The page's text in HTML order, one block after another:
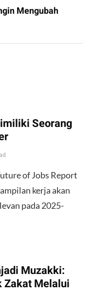
Mengubah
Seorang
of Jobs Report
kerja akan
pada 2025-
Muzakki:
Zakat Melalui